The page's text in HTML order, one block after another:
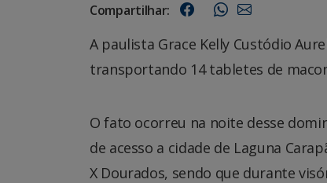
Compartilhar:
A paulista Grace Kelly Custódio
transportando 14 tabletes de
O fato ocorreu na noite desse
de acesso a cidade de Laguna
X Dourados, sendo que durante